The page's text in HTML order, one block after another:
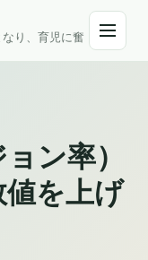
り、育児に奮
Open
ン率）
を上げ